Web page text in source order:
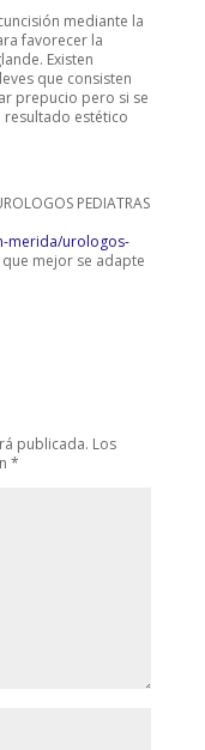
mediante la
favorecer la
Existen
que consisten
prepucio pero si se
resultado estético
PEDIATRAS
merida/urologos-
mejor se adapte
publicada. Los
*